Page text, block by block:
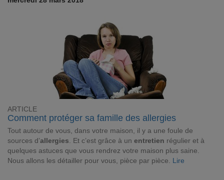
ARTICLE
Comment protéger sa famille des allergies
Tout autour de vous, dans votre maison, il y a une foule de
sources d’allergies . Et c’est grâce à un entretien régulier et à
quelques astuces que vous rendrez votre maison plus saine.
Nous allons les détailler pour vous, pièce par pièce. Lire